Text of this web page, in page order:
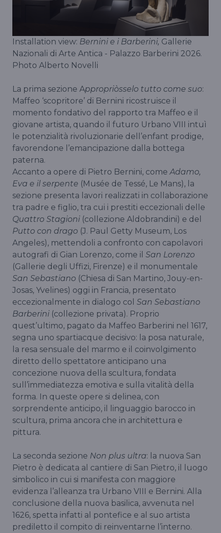
Installation view: Bernini e i Barberini, Gallerie
Nazionali di Arte Antica - Palazzo Barberini 2026.
Photo Alberto Novelli
La prima sezione Appropriòsselo tutto come suo:
Maffeo ‘scopritore’ di Bernini ricostruisce il
momento fondativo del rapporto tra Maffeo e il
giovane artista, quando il futuro Urbano VIII intuì
le potenzialità rivoluzionarie dell’enfant prodige,
favorendone l’emancipazione dalla bottega
paterna.
Accanto a opere di Pietro Bernini, come Adamo,
Eva e il serpente (Musée de Tessé, Le Mans), la
sezione presenta lavori realizzati in collaborazione
tra padre e figlio, tra cui i prestiti eccezionali delle
Quattro Stagioni (collezione Aldobrandini) e del
Putto con drago (J. Paul Getty Museum, Los
Angeles), mettendoli a confronto con capolavori
autografi di Gian Lorenzo, come il San Lorenzo
(Gallerie degli Uffizi, Firenze) e il monumentale
San Sebastiano (Chiesa di San Martino, Jouy-en-
Josas, Yvelines) oggi in Francia, presentato
eccezionalmente in dialogo col San Sebastiano
Barberini (collezione privata). Proprio
quest’ultimo, pagato da Maffeo Barberini nel 1617,
segna uno spartiacque decisivo: la posa naturale,
la resa sensuale del marmo e il coinvolgimento
diretto dello spettatore anticipano una
concezione nuova della scultura, fondata
sull’immediatezza emotiva e sulla vitalità della
forma. In queste opere si delinea, con
sorprendente anticipo, il linguaggio barocco in
scultura, prima ancora che in architettura e
pittura.
La seconda sezione Non plus ultra: la nuova San
Pietro è dedicata al cantiere di San Pietro, il luogo
simbolico in cui si manifesta con maggiore
evidenza l’alleanza tra Urbano VIII e Bernini. Alla
conclusione della nuova basilica, avvenuta nel
1626, spetta infatti al pontefice e al suo artista
prediletto il compito di reinventarne l’interno.